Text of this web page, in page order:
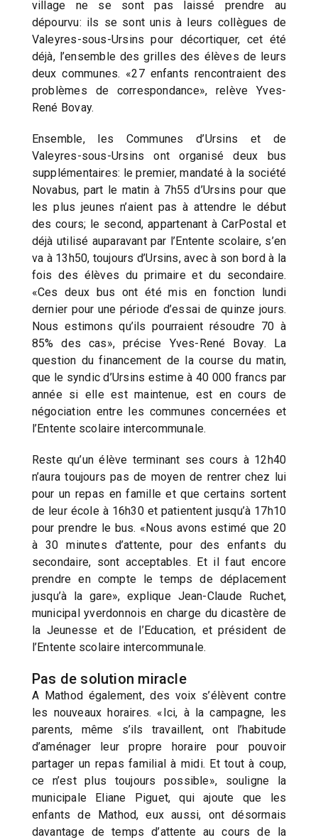
village ne se sont pas laissé prendre au
dépourvu: ils se sont unis à leurs collègues de
Valeyres-sous-Ursins pour décortiquer, cet été
déjà, l’ensemble des grilles des élèves de leurs
deux communes. «27 enfants rencontraient des
problèmes de correspondance», relève Yves-
René Bovay.
Ensemble, les Communes d’Ursins et de
Valeyres-sous-Ursins ont organisé deux bus
supplémentaires: le premier, mandaté à la société
Novabus, part le matin à 7h55 d’Ursins pour que
les plus jeunes n’aient pas à attendre le début
des cours; le second, appartenant à CarPostal et
déjà utilisé auparavant par l’Entente scolaire, s’en
va à 13h50, toujours d’Ursins, avec à son bord à la
fois des élèves du primaire et du secondaire.
«Ces deux bus ont été mis en fonction lundi
dernier pour une période d’essai de quinze jours.
Nous estimons qu’ils pourraient résoudre 70 à
85% des cas», précise Yves-René Bovay. La
question du financement de la course du matin,
que le syndic d’Ursins estime à 40 000 francs par
année si elle est maintenue, est en cours de
négociation entre les communes concernées et
l’Entente scolaire intercommunale.
Reste qu’un élève terminant ses cours à 12h40
n’aura toujours pas de moyen de rentrer chez lui
pour un repas en famille et que certains sortent
de leur école à 16h30 et patientent jusqu’à 17h10
pour prendre le bus. «Nous avons estimé que 20
à 30 minutes d’attente, pour des enfants du
secondaire, sont acceptables. Et il faut encore
prendre en compte le temps de déplacement
jusqu’à la gare», explique Jean-Claude Ruchet,
municipal yverdonnois en charge du dicastère de
la Jeunesse et de l’Education, et président de
l’Entente scolaire intercommunale.
Pas de solution miracle
A Mathod également, des voix s’élèvent contre
les nouveaux horaires. «Ici, à la campagne, les
parents, même s’ils travaillent, ont l’habitude
d’aménager leur propre horaire pour pouvoir
partager un repas familial à midi. Et tout à coup,
ce n’est plus toujours possible», souligne la
municipale Eliane Piguet, qui ajoute que les
enfants de Mathod, eux aussi, ont désormais
davantage de temps d’attente au cours de la